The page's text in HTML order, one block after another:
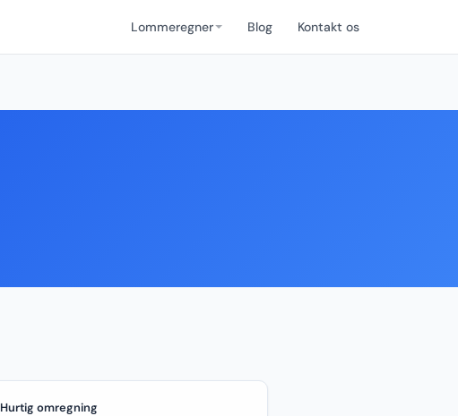
Lommeregner Blog Kontakt os
Hurtig omregning